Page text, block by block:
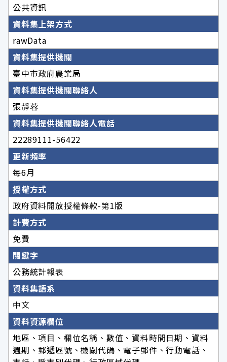
公共資訊
資料集上架方式
rawData
資料集提供機關
臺中市政府農業局
資料集提供機關聯絡人
張靜蓉
資料集提供機關聯絡人電話
22289111-56422
更新頻率
每6月
授權方式
政府資料開放授權條款-第1版
計費方式
免費
關鍵字
公務統計報表
資料集語系
中文
資料資源欄位
地區、項目、欄位名稱、數值、資料時間日期、資料
週期、郵遞區號、機關代碼、電子郵件、行動電話、